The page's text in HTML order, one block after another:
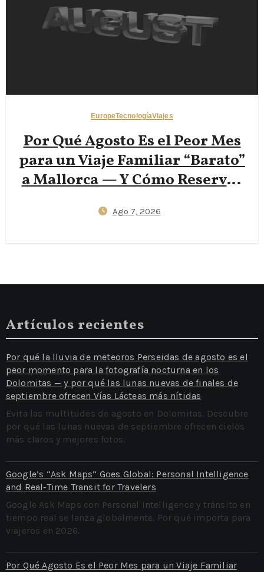
EuropeTecnologíaViajes
Por Qué Agosto Es el Peor Mes
para un Viaje Familiar “Barato”
a Mallorca — Y Cómo Reservar
de Septiembre Reduce los
Ago 7, 2026
Artículos recientes
Por qué la lluvia de meteoros Perseidas de agosto es el
peor momento para la fotografía nocturna en los
Dolomitas — y por qué las lunas nuevas de finales de
septiembre ofrecen Vías Lácteas más nítidas
Evita las multitudes de agosto en Dolomitas. Descubre
por qué las lunas nuevas de septiembre ofrecen cielos
más claros y mejores fotos.
Google’s “Ask Maps” Goes Global: Personal Intelligence
and Real‑Time Transit for Travelers
Google Ask Maps con Personal Intelligence y tránsito en
tiempo real se lanza globalmente. Por qué importa para
viajeros en 2026.
Por Qué Agosto Es el Peor Mes para un Viaje Familiar